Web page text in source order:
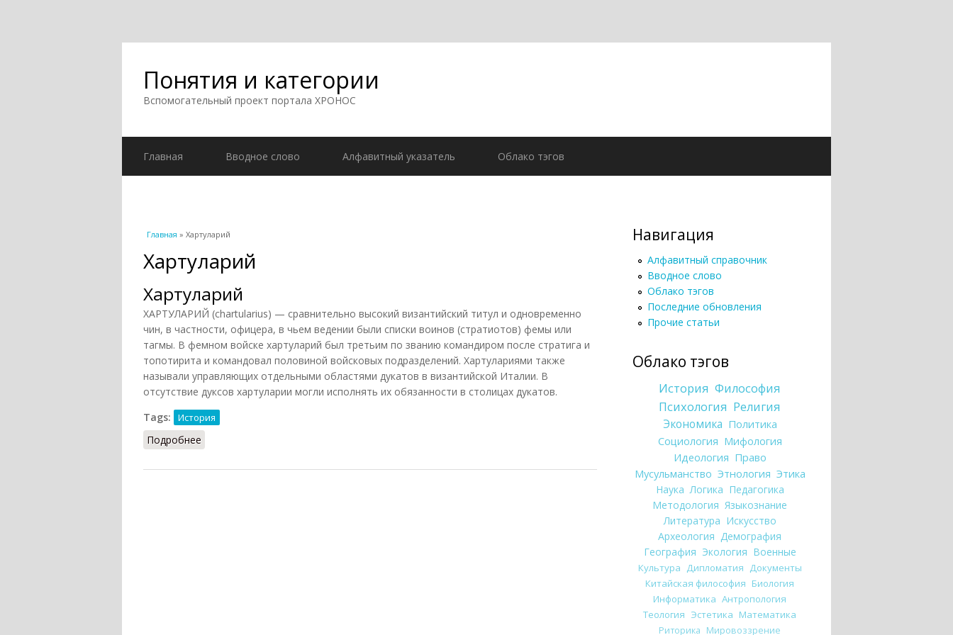
Понятия и категории
Вспомогательный проект портала ХРОНОС
Главная Вводное слово Алфавитный указатель Облако тэгов
Вы здесь
Главная » Хартуларий
Хартуларий
Хартуларий
ХАРТУЛАРИЙ (chartularius) — сравнительно высокий византийский титул и одновременно
чин, в частности, офицера, в чьем ведении были списки воинов (стратиотов) фемы или
тагмы. В фемном войске хартуларий был третьим по званию командиром после стратига и
топотирита и командовал половиной войсковых подразделений. Хартулариями также
называли управляющих отдельными областями дукатов в византийской Италии. В
отсутствие дуксов хартуларии могли исполнять их обязанности в столицах дукатов.
Tags:
История
Подробнее
Навигация
Алфавитный справочник
Вводное слово
Облако тэгов
Последние обновления
Прочие статьи
Облако тэгов
История Философия
Психология Религия
Экономика Политика
Социология Мифология
Идеология Право
Мусульманство Этнология Этика
Наука Логика Педагогика
Методология Языкознание
Литература Искусство
Археология Демография
География Экология Военные
Культура Дипломатия Документы
Китайская философия Биология
Информатика Антропология
Теология Эстетика Математика
Риторика Мировоззрение